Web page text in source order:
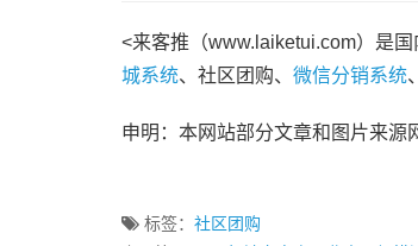
<来客推（www.laiketui.com）是国
城系统、社区团购、 微信分销系统
申明：本网站部分文章和图片来源
标签： 社区团购